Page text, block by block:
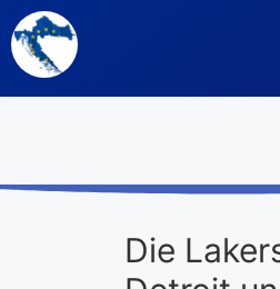
Die